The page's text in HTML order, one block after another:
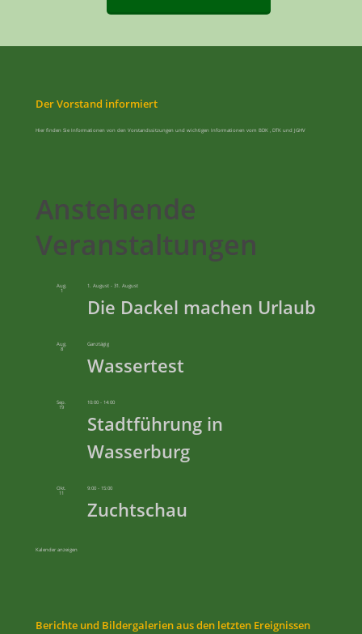
Der Vorstand informiert
Hier finden Sie Informationen von den Vorstandssitzungen und wichtigen Informationen vom BDK , DTK und JGHV
Anstehende
Veranstaltungen
Aug.
1
1. August -31. August
Die Dackel machen Urlaub
Aug.
8
Ganztägig
Wassertest
Sep.
19
10:00 -14:00
Stadtführung in
Wasserburg
Okt.
11
9:00 -15:00
Zuchtschau
Kalender anzeigen
Berichte und Bildergalerien aus den letzten Ereignissen